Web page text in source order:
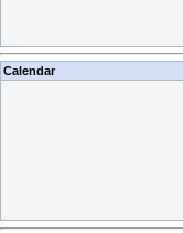
Calendar